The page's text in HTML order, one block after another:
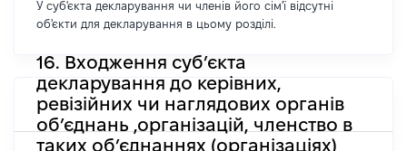
У суб'єкта декларування чи членів його сім'ї відсутні
об'єкти для декларування в цьому розділі.
16. Входження суб’єкта
декларування до керівних,
ревізійних чи наглядових органів
об’єднань ,організацій, членство в
таких об’єднаннях (організаціях)